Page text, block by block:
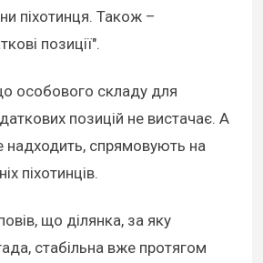
піхотинця. Також –
позиції".
особового складу для
позицій не вистачає. А
надходить, спрямовують на
піхотинців.
що ділянка, за яку
стабільна вже протягом